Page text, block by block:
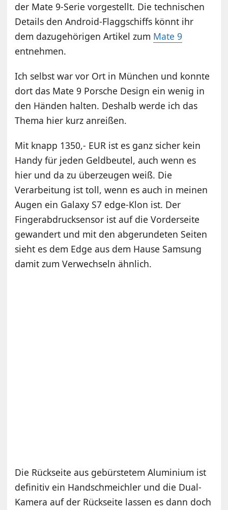
der Mate 9-Serie vorgestellt. Die technischen
Details den Android-Flaggschiffs könnt ihr
dem dazugehörigen Artikel zum Mate 9
entnehmen.
Ich selbst war vor Ort in München und konnte
dort das Mate 9 Porsche Design ein wenig in
den Händen halten. Deshalb werde ich das
Thema hier kurz anreißen.
Mit knapp 1350,- EUR ist es ganz sicher kein
Handy für jeden Geldbeutel, auch wenn es
hier und da zu überzeugen weiß. Die
Verarbeitung ist toll, wenn es auch in meinen
Augen ein Galaxy S7 edge-Klon ist. Der
Fingerabdrucksensor ist auf die Vorderseite
gewandert und mit den abgerundeten Seiten
sieht es dem Edge aus dem Hause Samsung
damit zum Verwechseln ähnlich.
Die Rückseite aus gebürstetem Aluminium ist
definitiv ein Handschmeichler und die Dual-
Kamera auf der Rückseite lassen es dann doch